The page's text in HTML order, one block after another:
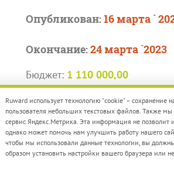
Опубликован:16 марта `
Окончание:24 марта `2023
Бюджет: 1 110 000,00
ГОСУДАРСТВЕННОЕ
УЧРЕЖДЕНИЕ
ОБЛАСТИ ПРЕСС-
ПРАВИТЕЛЬСТВА
Ruward использует технологию "cookie" – сохранение
пользователя небольших текстовых файлов. Также мы
сервис Яндекс.Метрика. Эта информация не позволит
однако может помочь нам улучшить работу нашего
чтобы мы использовали данные технологии, вы
образом установить настройки вашего браузера или